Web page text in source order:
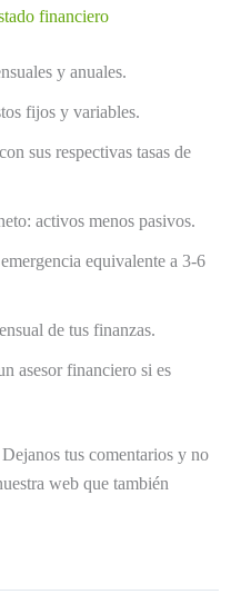
financiero
y anuales.
fijos y variables.
sus respectivas tasas de
activos menos pasivos.
equivalente a 3-6
de tus finanzas.
asesor financiero si es
tus comentarios y no
web que también